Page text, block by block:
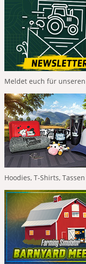
Meldet euch für
Hoodies, T-Shirts,